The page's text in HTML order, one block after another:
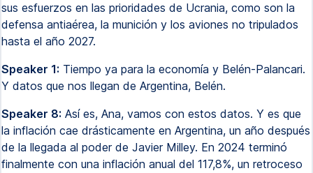
sus esfuerzos en las prioridades de Ucrania, como son la
defensa antiaérea, la munición y los aviones no tripulados
hasta el año 2027.
Speaker 1: Tiempo ya para la economía y Belén-Palancari.
Y datos que nos llegan de Argentina, Belén.
Speaker 8: Así es, Ana, vamos con estos datos. Y es que
la inflación cae drásticamente en Argentina, un año después
de la llegada al poder de Javier Milley. En 2024 terminó
finalmente con una inflación anual del 117,8%, un retroceso